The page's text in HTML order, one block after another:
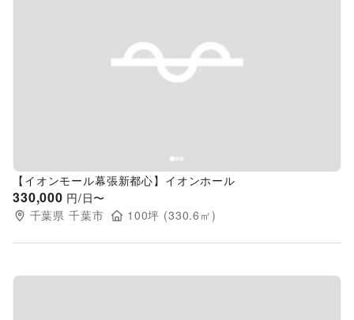
Previous slide
【イオンモール幕張新都心】イオンホール
330,000 円/日〜
千葉県 千葉市 100坪 (330.6 ㎡)